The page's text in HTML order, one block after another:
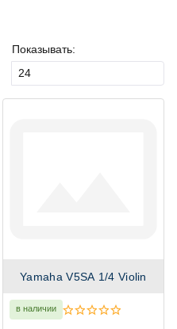
Показывать:
Yamaha V5SA 1/4 Violin
в наличии